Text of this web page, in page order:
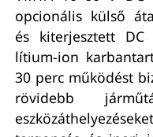
opcionális külső
és kiterjesztett
lítium-ion
30 perc működést
rövidebb